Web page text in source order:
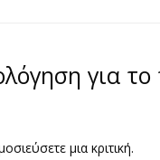
για
μια κριτική.